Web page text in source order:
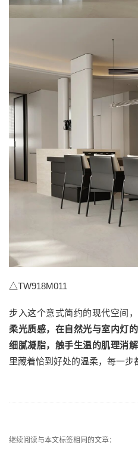
△TW918M011
步入这个意式简约的现代空间，
柔光质感，在自然光与室内灯
细腻凝脂，触手生温的肌理消
里藏着恰到好处的温柔，每一步
继续阅读与本文标签相同的文章：